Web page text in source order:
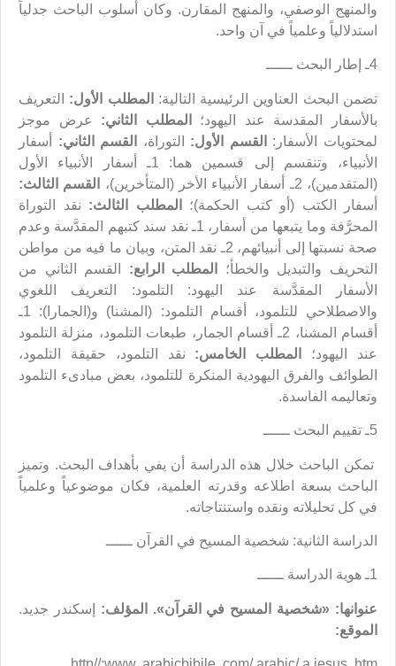
والمنهج الوصفي، والمنهج المقارن. وكان أسلوب الباحث جدلياً
استدلالياً وعلمياً في آن واحد.
4ـ إطار البحث ــــــ
تضمن البحث العناوين الرئيسية التالية: المطلب الأول:
التعريف
بالأسفار المقدسة عند اليهود؛
المطلب الثاني: عرض موجز
لمحتويات الأسفار:
القسم الأول: التوراة، القسم الثاني:
أسفار
الأنبياء، وتنقسم إلى قسمين هما: 1ـ أسفار الأنبياء الأول
(المتقدمين)، 2ـ أسفار الأنبياء الأخر (المتأخرين)،
القسم الثالث:
أسفار الكتب (أو كتب الحكمة)؛
المطلب الثالث: نقد التوراة
المحرَّفة وما يتبعها من أسفار، 1ـ نقد سند كتبهم المقدَّسة وعدم
صحة نسبتها إلى أنبيائهم، 2ـ نقد المتن، وبيان ما فيه من مواطن
التحريف والتبديل والخطأ؛
المطلب الرابع: القسم الثاني من
الأسفار المقدَّسة عند اليهود: التلمود: التعريف اللغوي
والاصطلاحي للتلمود، أقسام التلمود: (المشنا) و(الجمارا): 1ـ
أقسام المشنا، 2ـ أقسام الجمار، طبعات التلمود، منزلة التلمود
عند اليهود؛
المطلب الخامس: نقد التلمود، حقيقة التلمود،
الطوائف والفرق اليهودية المنكرة للتلمود، بعض مبادىء التلمود
وتعاليمه الفاسدة.
5ـ تقييم البحث ــــــ
تمكن الباحث خلال هذه الدراسة أن يفي بأهداف البحث. وتميز
الباحث بسعة اطلاعه وقدرته العلمية، فكان موضوعياً وعلمياً
في كل تحليلاته ونقده واستنتاجاته.
الدراسة الثانية: شخصية المسيح في القرآن ــــــ
1ـ هوية الدراسة ــــــ
عنوانها: «شخصية المسيح في القرآن». المؤلف: إسكندر جديد.
الموقع: